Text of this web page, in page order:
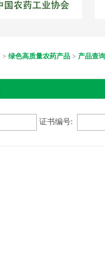
> 绿色高质量农药产品 > 产品查询
证书编号: